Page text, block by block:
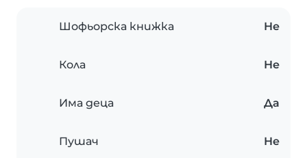
Шофьорска книжка Не
Кола Не
Има деца Да
Пушач Не